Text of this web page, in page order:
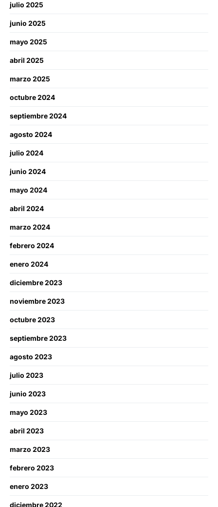
julio 2025
junio 2025
mayo 2025
abril 2025
marzo 2025
octubre 2024
septiembre 2024
agosto 2024
julio 2024
junio 2024
mayo 2024
abril 2024
marzo 2024
febrero 2024
enero 2024
diciembre 2023
noviembre 2023
octubre 2023
septiembre 2023
agosto 2023
julio 2023
junio 2023
mayo 2023
abril 2023
marzo 2023
febrero 2023
enero 2023
diciembre 2022